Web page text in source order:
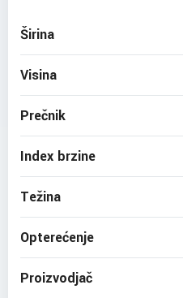
Širina
Visina
Prečnik
Index brzine
Težina
Opterećenje
Proizvodjač